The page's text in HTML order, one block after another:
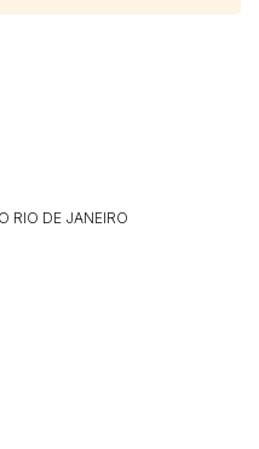
RIO DE JANEIRO
Usuário
ou